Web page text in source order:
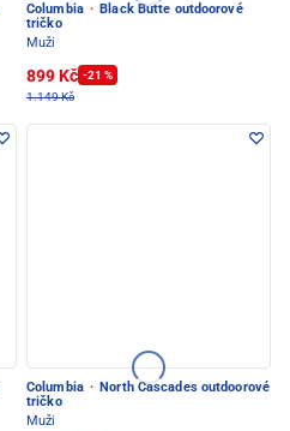
Columbia · Black Butte outdoorové
tričko
Muži
899 Kč -21 %
1.149 Kč
Columbia · North Cascades outdoorové
tričko
Muži